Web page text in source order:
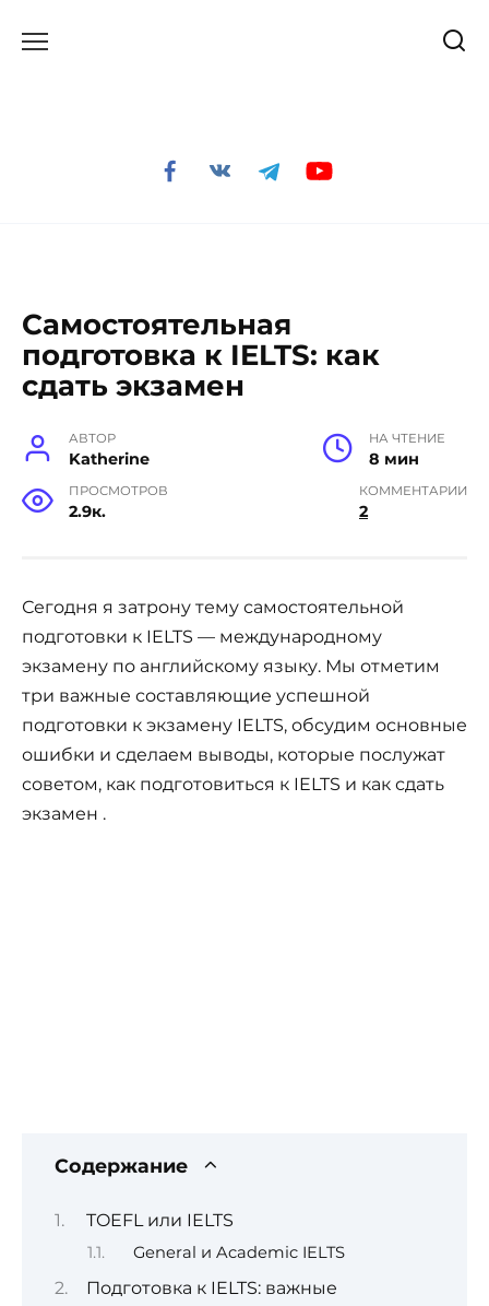
Самостоятельная
подготовка к IELTS: как
сдать экзамен
АВТОР
Katherine
НА ЧТЕНИЕ
8 мин
ПРОСМОТРОВ
2.9к.
КОММЕНТАРИИ
2
Сегодня я затрону тему самостоятельной
подготовки к IELTS — международному
экзамену по английскому языку. Мы отметим
три важные составляющие успешной
подготовки к экзамену IELTS, обсудим основные
ошибки и сделаем выводы, которые послужат
советом, как подготовиться к IELTS и как сдать
экзамен .
Содержание
TOEFL или IELTS
General и Academic IELTS
Подготовка к IELTS: важные